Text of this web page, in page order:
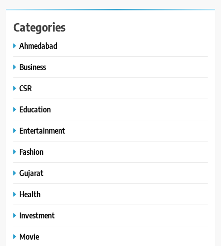
Categories
Ahmedabad
Business
CSR
Education
Entertainment
Fashion
Gujarat
Health
Investment
Movie